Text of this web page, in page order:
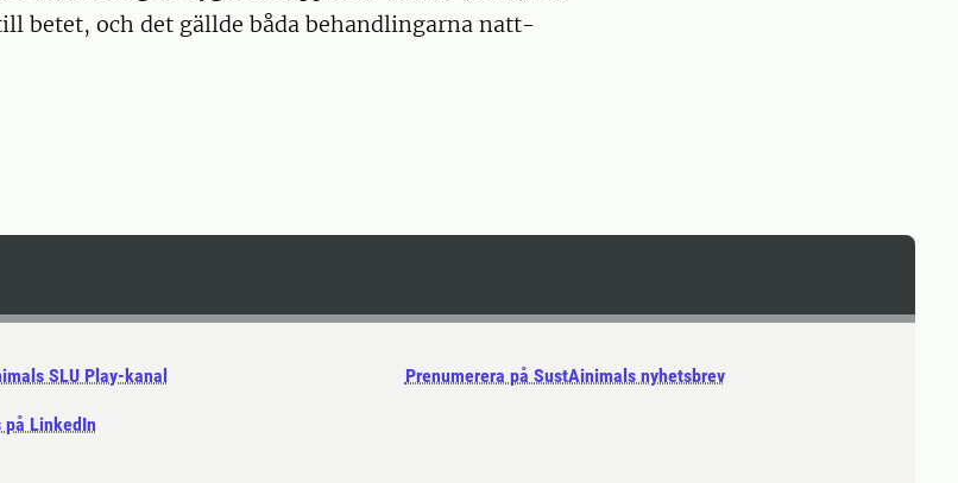
betet, och det gällde båda behandlingarna natt-
SLU Play-kanal
på LinkedIn
Prenumerera på SustAinimals nyhetsbrev